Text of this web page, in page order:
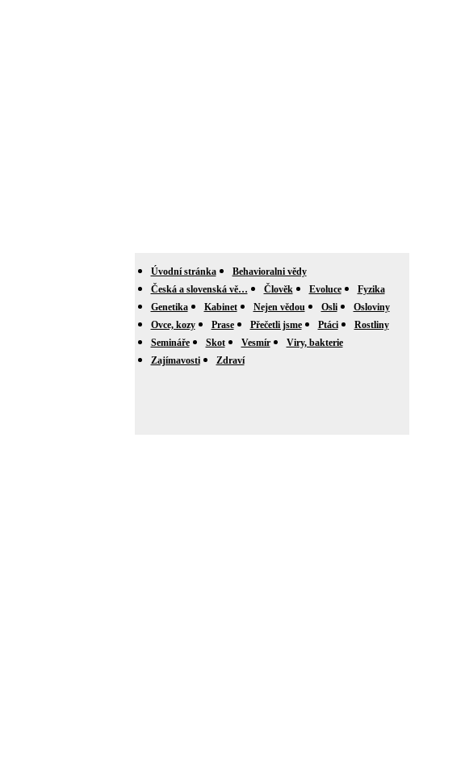
Úvodní stránka
Behavioralni vědy
Česká a slovenská vě…
Člověk Evoluce
Fyzika
Genetika
Kabinet Nejen vědou Osli
Osloviny
Ovce, kozy
Prase Přečetli jsme Ptáci
Rostliny
Semináře
Skot Vesmír
Viry, bakterie
Zajímavosti
Zdraví